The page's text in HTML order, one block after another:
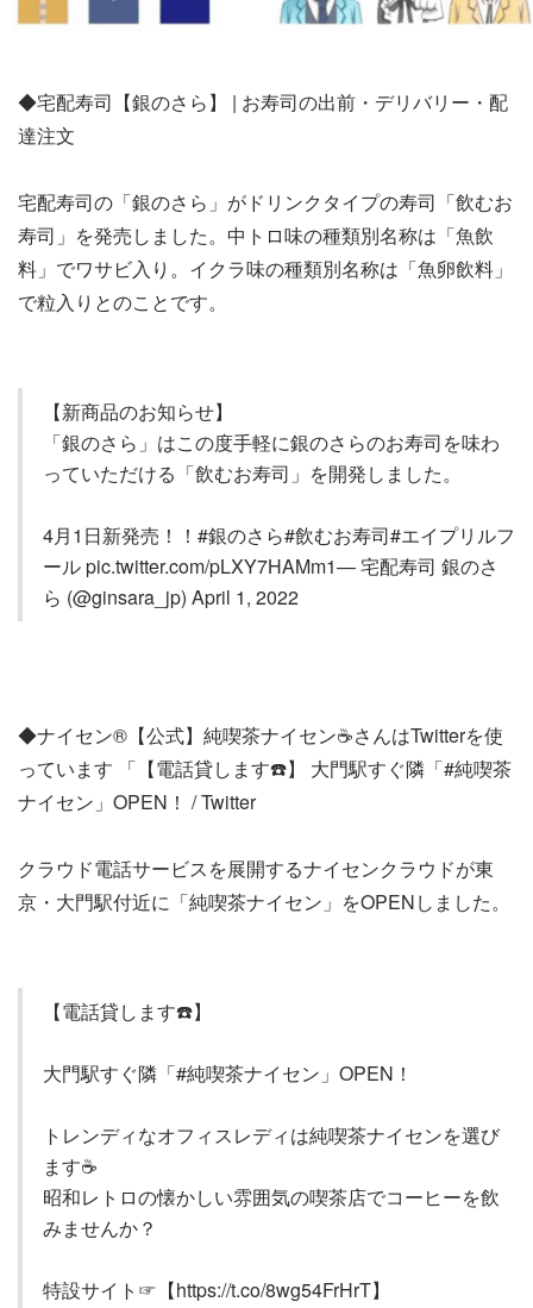
◆宅配寿司【銀のさら】 | お寿司の出前・デリバリー・配
達注文
宅配寿司の「銀のさら」がドリンクタイプの寿司「飲むお
寿司」を発売しました。中トロ味の種類別名称は「魚飲
料」でワサビ入り。イクラ味の種類別名称は「魚卵飲料」
で粒入りとのことです。
【新商品のお知らせ】
「銀のさら」はこの度手軽に銀のさらのお寿司を味わ
っていただける「飲むお寿司」を開発しました。
4月1日新発売！！#銀のさら#飲むお寿司#エイプリルフ
ール pic.twitter.com/pLXY7HAMm1— 宅配寿司 銀のさ
ら (@ginsara_jp) April 1, 2022
◆ナイセン®︎【公式】純喫茶ナイセン☕️さんはTwitterを使
っています 「【電話貸します☎️】 大門駅すぐ隣「#純喫茶
ナイセン」OPEN！ / Twitter
クラウド電話サービスを展開するナイセンクラウドが東
京・大門駅付近に「純喫茶ナイセン」をOPENしました。
【電話貸します☎️】
大門駅すぐ隣「#純喫茶ナイセン」OPEN！
トレンディなオフィスレディは純喫茶ナイセンを選び
ます☕
昭和レトロの懐かしい雰囲気の喫茶店でコーヒーを飲
みませんか？
特設サイト☞【https://t.co/8wg54FrHrT】